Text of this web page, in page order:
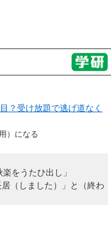
？受け放題で逃げ道なく
）になる
をうたひ出し」
（しました）」と（終わ